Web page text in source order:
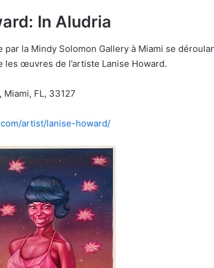
In Aludria
la Mindy Solomon Gallery à Miami se
les œuvres de l’artiste Lanise Howard.
FL, 33127
artist/lanise-howard/